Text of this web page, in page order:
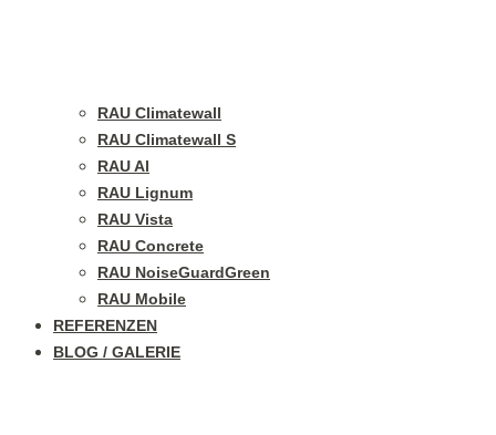
RAU Climatewall
RAU Climatewall S
RAU Al
RAU Lignum
RAU Vista
RAU Concrete
RAU NoiseGuardGreen
RAU Mobile
REFERENZEN
BLOG / GALERIE